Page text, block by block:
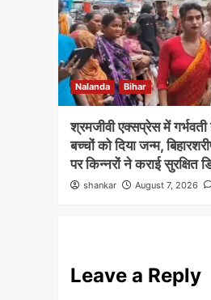
Nalanda Bihar
श्रमजीवी एक्सप्रेस में
बच्चों को दिया जन्म,
पर किन्नरों ने कराई सुरक्षित
shankar August 7, 2026
Leave a Reply